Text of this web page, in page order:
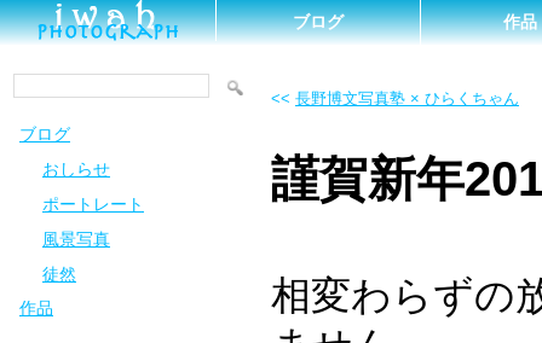
ブログ 作品
ブログ
おしらせ
ポートレート
風景写真
徒然
作品
<< 長野博文写真塾 × ひらくちゃん
謹賀新年
相変わらずの